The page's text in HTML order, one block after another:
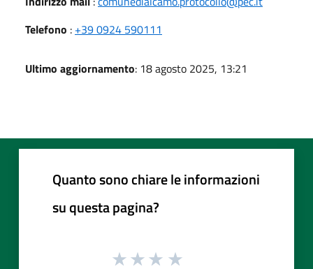
Telefono : +39 0924 590111
Ultimo aggiornamento: 18 agosto 2025, 13:21
Quanto sono chiare le informazioni
su questa pagina?